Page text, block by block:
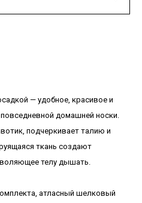
— удобное, красивое и
домашней носки.
подчеркивает талию и
ткань создают
телу дышать.⠀
атласный шелковый